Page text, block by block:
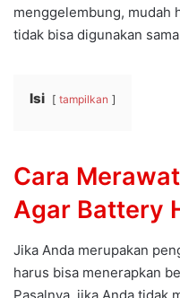
menggelembung, mudah
tidak bisa digunakan
Isi tampilkan
Cara
Agar Battery
Jika Anda merupakan
harus bisa menerapkan